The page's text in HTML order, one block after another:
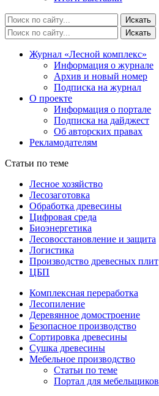
Журнал «Лесной комплекс»
Информация о журнале
Архив и новый номер
Подписка на журнал
О проекте
Информация о портале
Подписка на дайджест
Об авторских правах
Рекламодателям
Статьи по теме
Лесное хозяйство
Лесозаготовка
Обработка древесины
Цифровая среда
Биоэнергетика
Лесовосстановление и защита
Логистика
Производство древесных плит
ЦБП
Комплексная переработка
Лесопиление
Деревянное домостроение
Безопасное производство
Сортировка древесины
Сушка древесины
Мебельное производство
Статьи по теме
Портал для мебельщиков